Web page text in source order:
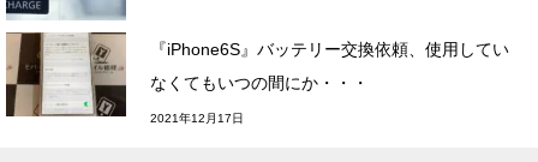
『iPhone6S』バッテリー交換依頼、使用してい
なくてもいつの間にか・・・
2021年12月17日